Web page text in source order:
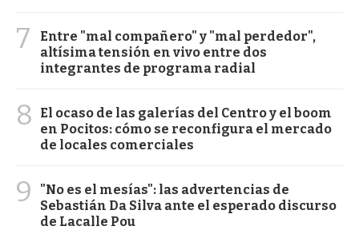
7
Entre "mal compañero" y "mal perdedor",
altísima tensión en vivo entre dos
integrantes de programa radial
8
El ocaso de las galerías del Centro y el boom
en Pocitos: cómo se reconfigura el mercado
de locales comerciales
9
"No es el mesías": las advertencias de
Sebastián Da Silva ante el esperado discurso
de Lacalle Pou